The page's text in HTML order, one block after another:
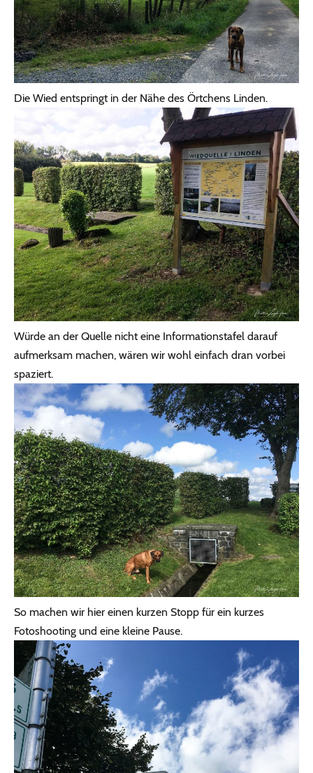
Die Wied entspringt in der Nähe des Örtchens Linden.
Würde an der Quelle nicht eine Informationstafel darauf
aufmerksam machen, wären wir wohl einfach dran vorbei
spaziert.
So machen wir hier einen kurzen Stopp für ein kurzes
Fotoshooting und eine kleine Pause.